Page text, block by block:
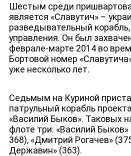
ДЕПУТАТЫ К СЪЕЗДУ
Шестым среди
является «Славутич» –
разведывательный
управления. Он был
феврале-марте 2014 во
Бортовой номер
уже несколько лет.
Седьмым на Куриной
патрульный корабль
«Василий Быков». Таковых
флоте три: «Василий
368), «Дмитрий Рогачев»
Державин» (363).